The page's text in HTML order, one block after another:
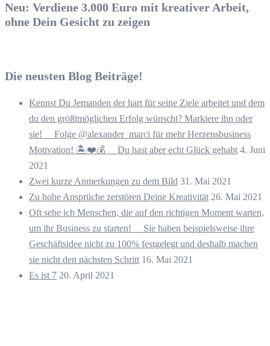
Neu: Verdiene 3.000 Euro mit kreativer Arbeit,
ohne Dein Gesicht zu zeigen
Die neusten Blog Beiträge!
Kennst Du Jemanden der hart für seine Ziele arbeitet und dem
du den größtmöglichen Erfolg wünscht? Markiere ihn oder
sie! ⠀ Folge @alexander_marci für mehr Herzensbusiness
Motivation! 🏝️❤️💰 ⠀ Du hast aber echt Glück gehabt 4. Juni
2021
Zwei kurze Anmerkungen zu dem Bild 31. Mai 2021
Zu hohe Ansprüche zerstören Deine Kreativität 26. Mai 2021
Oft sehe ich Menschen, die auf den richtigen Moment warten,
um ihr Business zu starten! ⠀ Sie haben beispielsweise ihre
Geschäftsidee nicht zu 100% festgelegt und deshalb machen
sie nicht den nächsten Schritt 16. Mai 2021
Es ist 7 20. April 2021